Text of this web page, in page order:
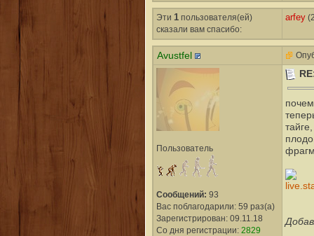
Эти 1пользователя(ей)
сказали вам cпасибо:
arfey
Avustfel
Пользователь
Сообщений: 93
Вас поблагодарили: 59 раз(а)
Зарегистрирован: 09.11.18
Со дня регистрации: 2829